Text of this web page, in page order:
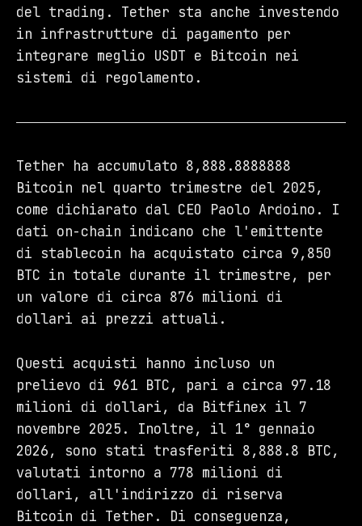
del trading. Tether sta anche investendo
in infrastrutture di pagamento per
integrare meglio USDT e Bitcoin nei
sistemi di regolamento.
Tether ha accumulato 8,888.8888888
Bitcoin nel quarto trimestre del 2025,
come dichiarato dal CEO Paolo Ardoino. I
dati on-chain indicano che l'emittente
di stablecoin ha acquistato circa 9,850
BTC in totale durante il trimestre, per
un valore di circa 876 milioni di
dollari ai prezzi attuali.
Questi acquisti hanno incluso un
prelievo di 961 BTC, pari a circa 97.18
milioni di dollari, da Bitfinex il 7
novembre 2025. Inoltre, il 1° gennaio
2026, sono stati trasferiti 8,888.8 BTC,
valutati intorno a 778 milioni di
dollari, all'indirizzo di riserva
Bitcoin di Tether. Di conseguenza,